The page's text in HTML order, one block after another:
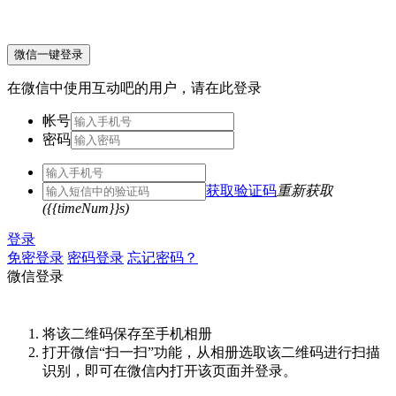
微信一键登录
在微信中使用互动吧的用户，请在此登录
帐号
密码
获取验证码重新获取
({{timeNum}}s)
登录
免密登录 密码登录 忘记密码？
微信登录
将该二维码保存至手机相册
打开微信“扫一扫”功能，从相册选取该二维码进行扫描
识别，即可在微信内打开该页面并登录。